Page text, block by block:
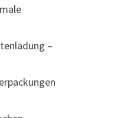
–